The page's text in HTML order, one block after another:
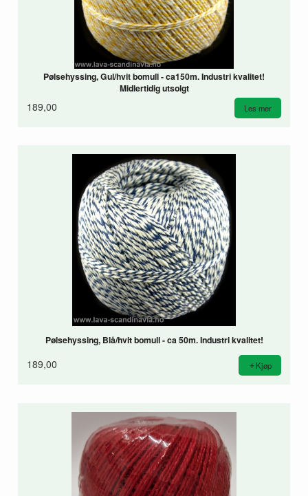
Pølsehyssing, Gul/hvit bomull - ca150m. Industri kvalitet!
Midlertidig utsolgt
189,00 Les mer
Pølsehyssing, Blå/hvit bomull - ca 50m. Industri kvalitet!
189,00 Kjøp